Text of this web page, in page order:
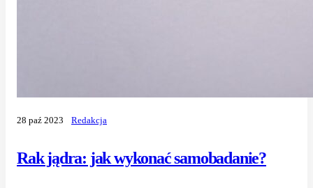
Rak jądra: jak wykonać samobadanie?
28 paź 2023 Redakcja